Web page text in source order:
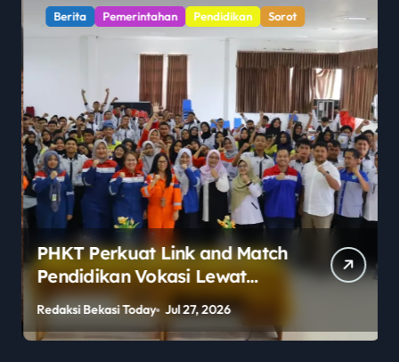
Berita Pemerintahan Pendidikan Sorot
PHKT Perkuat Link and Match
Pendidikan Vokasi Lewat
Program Guru Tamu di SMKN
2 Penajam Paser Utara
Redaksi Bekasi Today Jul 27, 2026